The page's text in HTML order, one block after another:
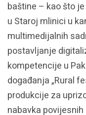
baštine – kao što
u Staroj mlinici u
multimedijalnih
postavljanje
kompetencije u
događanja „Rural
produkcije za
nabavka